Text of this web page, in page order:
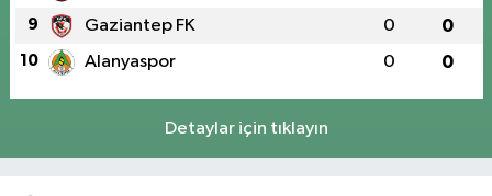
9 Gaziantep FK 0 0
10 Alanyaspor 0 0
Detaylar için tıklayın